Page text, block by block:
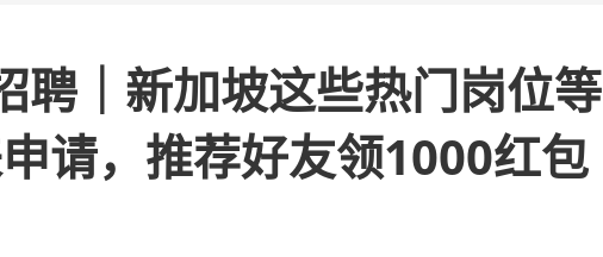
聘｜新加坡这些热门岗位等
请，推荐好友领1000红包